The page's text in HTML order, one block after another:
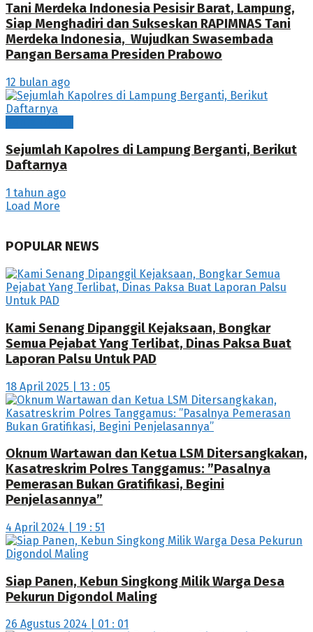
Tani Merdeka Indonesia Pesisir Barat, Lampung,
Siap Menghadiri dan Sukseskan RAPIMNAS Tani
Merdeka Indonesia, Wujudkan Swasembada
Pangan Bersama Presiden Prabowo
12 bulan ago
Sejumlah Kapolres di Lampung Berganti, Berikut
Daftarnya
1 tahun ago
Load More
POPULAR NEWS
Kami Senang Dipanggil Kejaksaan, Bongkar
Semua Pejabat Yang Terlibat, Dinas Paksa Buat
Laporan Palsu Untuk PAD
18 April 2025 | 13 : 05
Oknum Wartawan dan Ketua LSM Ditersangkakan,
Kasatreskrim Polres Tanggamus: ”Pasalnya
Pemerasan Bukan Gratifikasi, Begini
Penjelasannya”
4 April 2024 | 19 : 51
Siap Panen, Kebun Singkong Milik Warga Desa
Pekurun Digondol Maling
26 Agustus 2024 | 01 : 01